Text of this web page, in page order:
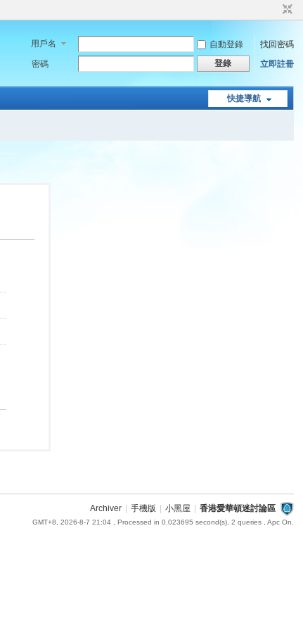
用戶名 自動登錄
找回密碼
密碼
登錄 立即註冊
快捷導航
Archiver 手機版 小黑屋 香港愛華頓迷討論區
GMT+8, 2026-8-7 21:04, Processed in 0.023695 second(s), 2 queries , Apc On.